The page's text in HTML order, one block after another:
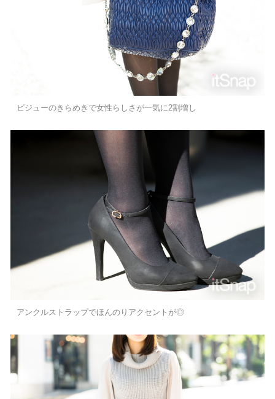
ビジューのきらめきで女性らしさが一気に2割増し
アンクルストラップでほんのりアクセントが◎